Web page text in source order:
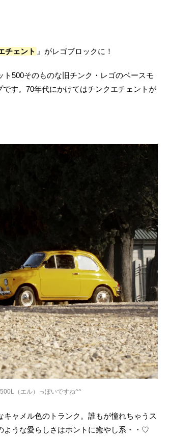
チェント 』がレゴブロックに！
ト500そのものな旧チンク・レゴのベースモ
す。70年代にかけてはチンクエチェントが
（エル）っぽいですね^^
ャメル色のトランク。誰もが憧れちゃうス
ような愛らしさはホントに癒やし系・・♡